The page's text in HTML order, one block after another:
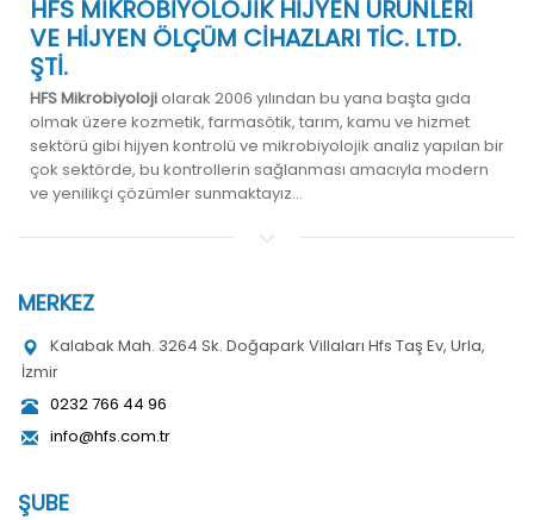
HFS MİKROBİYOLOJİK HİJYEN ÜRÜNLERİ
VE HİJYEN ÖLÇÜM CİHAZLARI TİC. LTD.
ŞTİ.
HFS Mikrobiyolojiolarak 2006 yılından bu yana başta gıda
olmak üzere kozmetik, farmasötik, tarım, kamu ve hizmet
sektörü gibi hijyen kontrolü ve mikrobiyolojik analiz yapılan bir
çok sektörde, bu kontrollerin sağlanması amacıyla modern
ve yenilikçi çözümler sunmaktayız...
MERKEZ
Kalabak Mah. 3264 Sk. Doğapark Villaları Hfs Taş Ev, Urla,
İzmir
0232 766 44 96
info@hfs.com.tr
ŞUBE